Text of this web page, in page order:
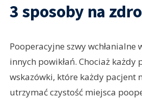
3 sposoby na
Pooperacyjne szwy
innych powikłań. Chociaż
wskazówki, które każdy pacjent
utrzymać czystość miejsca